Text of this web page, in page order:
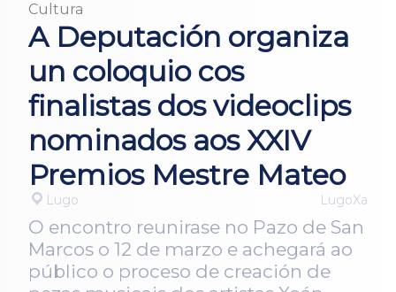
Cultura
A Deputación organiza
un coloquio cos
finalistas dos videoclips
nominados aos XXIV
Premios Mestre Mateo
Lugo LugoXa
O encontro reunirase no Pazo de San
Marcos o 12 de marzo e achegará ao
público o proceso de creación de